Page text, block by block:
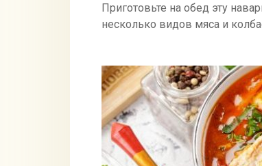
Приготовьте на обед эту
несколько видов мяса и